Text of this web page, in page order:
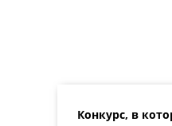
Конкурс, в